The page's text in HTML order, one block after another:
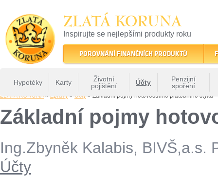
ZLATÁ KORUNA
Inspirujte se nejlepšími produkty roku
22 let tradice a kvality na finančním trhu
POROVNÁNÍ FINANČNÍCH PRODUKTŮ
Hypotéky Karty
Životní
pojištění
Účty
Penzijní
spoření
ZLATÁ KORUNA» Zprávy » Účty » Základní pojmy hotovostního platebního styku
Základní pojmy
Ing.Zbyněk Kalabis, BIVŠ,a.s.
Účty